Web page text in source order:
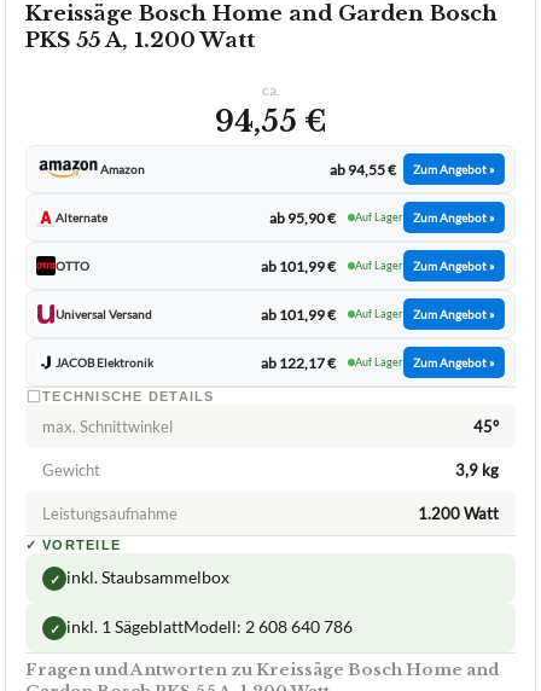
Kreissäge Bosch Home and Garden Bosch
PKS 55 A, 1.200 Watt
ca.
94,55 €
Amazon ab 94,55 € Zum Angebot »
Alternate ab 95,90 € Auf Lager Zum Angebot »
OTTO ab 101,99 € Auf Lager Zum Angebot »
Universal Versand ab 101,99 € Auf Lager Zum Angebot »
JACOB Elektronik ab 122,17 € Auf Lager Zum Angebot »
TECHNISCHE DETAILS
max. Schnittwinkel 45°
Gewicht 3,9 kg
Leistungsaufnahme 1.200 Watt
✓ VORTEILE
✓ inkl. Staubsammelbox
✓ inkl. 1 SägeblattModell: 2 608 640 786
Fragen und Antworten zu Kreissäge Bosch Home and